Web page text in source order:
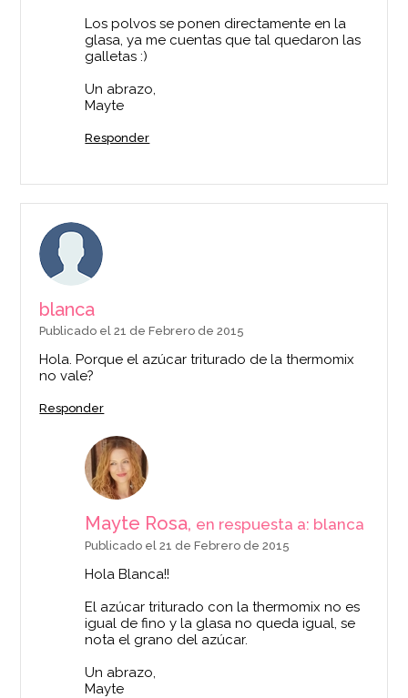
Los polvos se ponen directamente en la
glasa, ya me cuentas que tal quedaron las
galletas :)
Un abrazo,
Mayte
Responder
blanca
Publicado el 21 de Febrero de 2015
Hola. Porque el azúcar triturado de la thermomix
no vale?
Responder
Mayte Rosa, en respuesta a: blanca
Publicado el 21 de Febrero de 2015
Hola Blanca!!
El azúcar triturado con la thermomix no es
igual de fino y la glasa no queda igual, se
nota el grano del azúcar.
Un abrazo,
Mayte